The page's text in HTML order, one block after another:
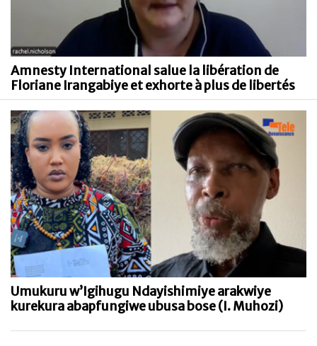
Amnesty International salue la libération de
Floriane Irangabiye et exhorte à plus de libertés
Umukuru w’Igihugu Ndayishimiye arakwiye
kurekura abapfungiwe ubusa bose (I. Muhozi)